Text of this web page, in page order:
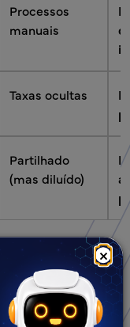
×
Processos
manuais
Taxas ocultas
Partilhado
(mas diluído)